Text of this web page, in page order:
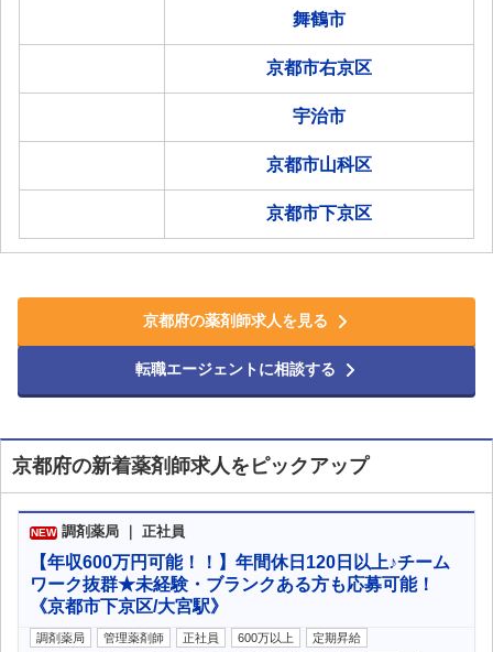
舞鶴市
京都市右京区
宇治市
京都市山科区
京都市下京区
京都府の薬剤師求人を見る
転職エージェントに相談する
京都府の新着薬剤師求人をピックアップ
NEW 調剤薬局 ｜ 正社員
【年収600万円可能！！】年間休日120日以上♪チーム
ワーク抜群★未経験・ブランクある方も応募可能！
《京都市下京区/大宮駅》
調剤薬局 管理薬剤師 正社員 600万以上
定期昇給